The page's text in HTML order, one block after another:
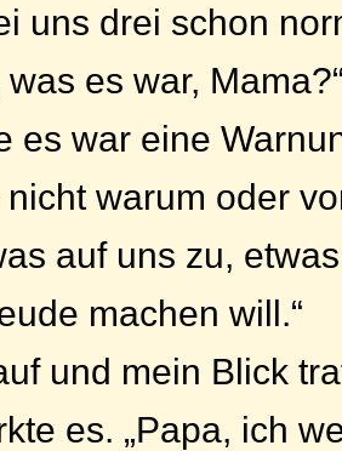
uns drei schon
es war,
es war eine
warum oder
auf uns zu,
machen will.“
und mein Blick
es. „Papa, ich